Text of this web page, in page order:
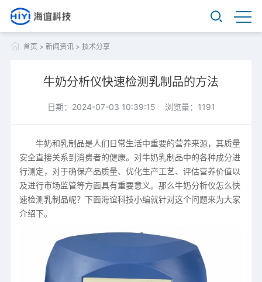
首页 > 新闻资讯> 技术分享
牛奶分析仪快速检测乳制品的方法
日期：2024-07-03 10:39:15 浏览量：1191
牛奶和乳制品是人们日常生活中重要的营养来源，其质量
安全直接关系到消费者的健康。对牛奶乳制品中的各种成分进
行测定，对于确保产品质量、优化生产工艺、评估营养价值以
及进行市场监管等方面具有重要意义。那么牛奶分析仪怎么快
速检测乳制品呢？下面海谊科技小编就针对这个问题来为大家
介绍下。